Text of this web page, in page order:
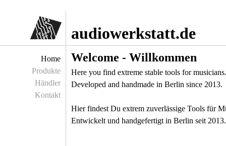
audiowerkstatt.de
Welcome - Willkommen
Here you find extreme stable tools for musicians.
Developed and handmade in Berlin since 2013.
Hier findest Du extrem zuverlässige Tools für
Entwickelt und handgefertigt in Berlin seit 2013.
Home
Produkte
Händler
Kontakt